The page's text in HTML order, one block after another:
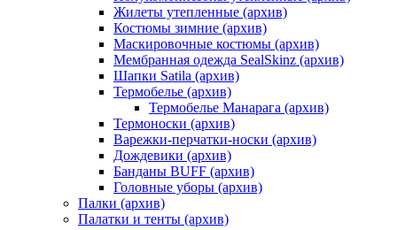
Жилеты утепленные (архив)
Костюмы зимние (архив)
Маскировочные костюмы (архив)
Мембранная одежда SealSkinz (архив)
Шапки Satila (архив)
Термобелье (архив)
Термобелье Манарага (архив)
Термоноски (архив)
Варежки-перчатки-носки (архив)
Дождевики (архив)
Банданы BUFF (архив)
Головные уборы (архив)
Палки (архив)
Палатки и тенты (архив)